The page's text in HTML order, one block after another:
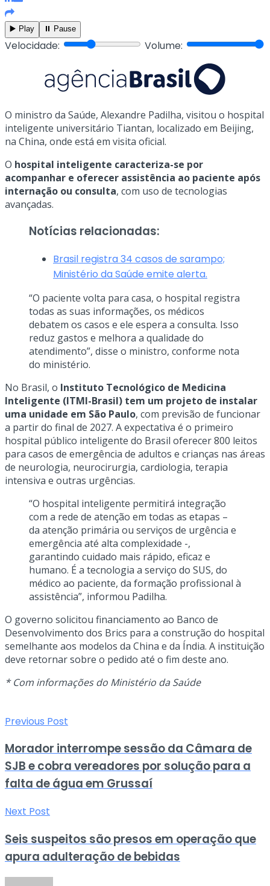
▶️ Play ⏸️ Pause
Velocidade: Volume:
O ministro da Saúde, Alexandre Padilha, visitou o hospital
inteligente universitário Tiantan, localizado em Beijing,
na China, onde está em visita oficial.
O hospital inteligente caracteriza-se por
acompanhar e oferecer assistência ao paciente após
internação ou consulta, com uso de tecnologias
avançadas.
Notícias relacionadas:
Brasil registra 34 casos de sarampo;
Ministério da Saúde emite alerta.
“O paciente volta para casa, o hospital registra
todas as suas informações, os médicos
debatem os casos e ele espera a consulta. Isso
reduz gastos e melhora a qualidade do
atendimento”, disse o ministro, conforme nota
do ministério.
No Brasil, o Instituto Tecnológico de Medicina
Inteligente (ITMI-Brasil) tem um projeto de instalar
uma unidade em São Paulo, com previsão de funcionar
a partir do final de 2027. A expectativa é o primeiro
hospital público inteligente do Brasil oferecer 800 leitos
para casos de emergência de adultos e crianças nas áreas
de neurologia, neurocirurgia, cardiologia, terapia
intensiva e outras urgências.
“O hospital inteligente permitirá integração
com a rede de atenção em todas as etapas –
da atenção primária ou serviços de urgência e
emergência até alta complexidade -,
garantindo cuidado mais rápido, eficaz e
humano. É a tecnologia a serviço do SUS, do
médico ao paciente, da formação profissional à
assistência”, informou Padilha.
O governo solicitou financiamento ao Banco de
Desenvolvimento dos Brics para a construção do hospital
semelhante aos modelos da China e da Índia. A instituição
deve retornar sobre o pedido até o fim deste ano.
* Com informações do Ministério da Saúde
Previous Post
Morador interrompe sessão da Câmara de
SJB e cobra vereadores por solução para a
falta de água em Grussaí
Next Post
Seis suspeitos são presos em operação que
apura adulteração de bebidas